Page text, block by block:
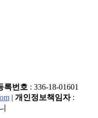
록번호 : 336-18-01601
| 개인정보책임자: